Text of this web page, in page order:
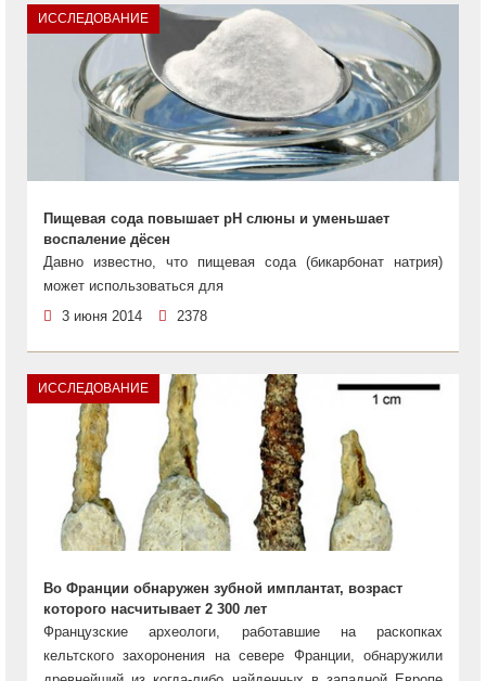
ИССЛЕДОВАНИЕ
Пищевая сода повышает pH слюны и уменьшает
воспаление дёсен
Давно известно, что пищевая сода (бикарбонат натрия)
может использоваться для
3 июня 2014
2378
ИССЛЕДОВАНИЕ
Во Франции обнаружен зубной имплантат, возраст
которого насчитывает 2 300 лет
Французские археологи, работавшие на раскопках
кельтского захоронения на севере Франции, обнаружили